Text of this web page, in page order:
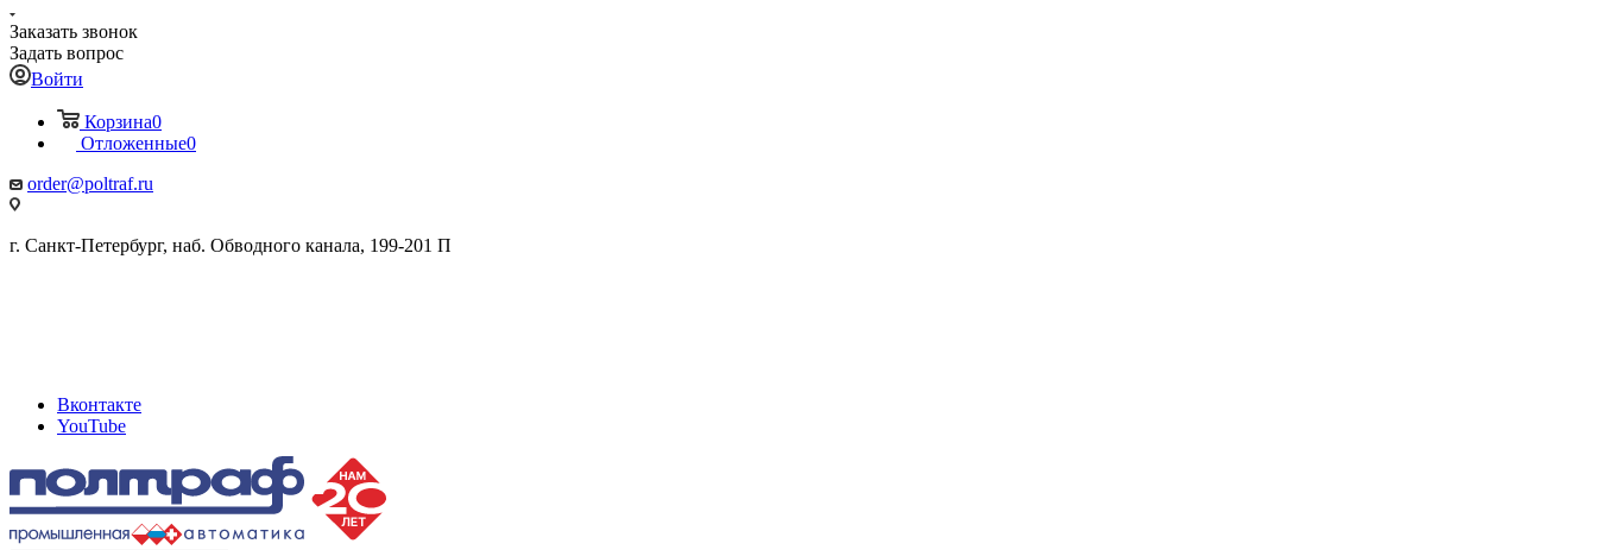
Заказать звонок
Задать вопрос
Войти
Корзина0
Отложенные0
order@poltraf.ru
г. Санкт-Петербург, наб. Обводного канала, 199-201 П
Вконтакте
YouTube